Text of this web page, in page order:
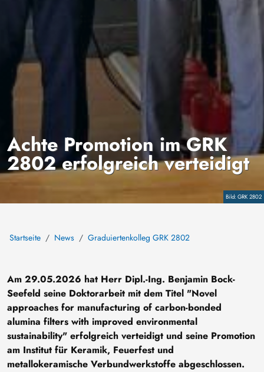
Copyright
GRK 2802
Achte Promotion im GRK
2802 erfolgreich verteidigt
Startseite News Graduiertenkolleg GRK 2802
Am 29.05.2026 hat Herr Dipl.-Ing. Benjamin Bock-
Seefeld seine Doktorarbeit mit dem Titel "Novel
approaches for manufacturing of carbon-bonded
alumina filters with improved environmental
sustainability" erfolgreich verteidigt und seine Promotion
am Institut für Keramik, Feuerfest und
metallokeramische Verbundwerkstoffe abgeschlossen.